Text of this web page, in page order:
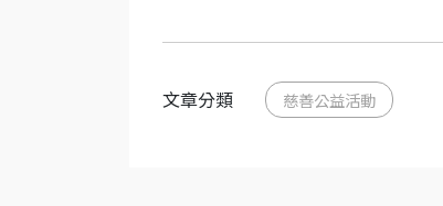
文章分類 慈善公益活動